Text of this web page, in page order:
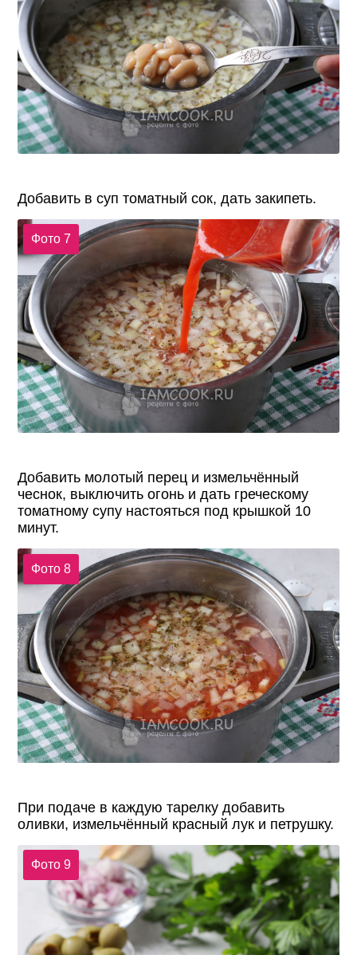
Добавить в суп томатный сок, дать закипеть.
Фото 7
Добавить молотый перец и измельчённый
чеснок, выключить огонь и дать греческому
томатному супу настояться под крышкой 10
минут.
Фото 8
При подаче в каждую тарелку добавить
оливки, измельчённый красный лук и петрушку.
Фото 9